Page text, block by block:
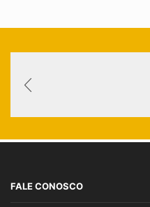
FALE CONOSCO